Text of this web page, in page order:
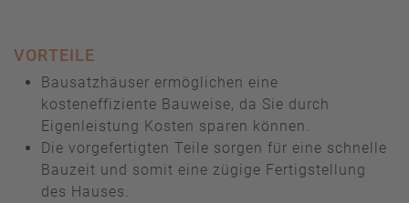
VORTEILE
Bausatzhäuser ermöglichen eine
kosteneffiziente Bauweise, da Sie durch
Eigenleistung Kosten sparen können.
Die vorgefertigten Teile sorgen für eine schnelle
Bauzeit und somit eine zügige Fertigstellung
des Hauses.